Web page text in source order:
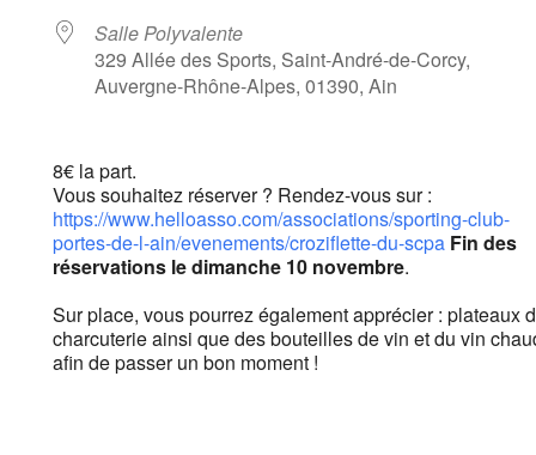
Salle Polyvalente
329 Allée des Sports, Saint-André-de-Corcy,
Auvergne-Rhône-Alpes, 01390, Ain
8€ la part.
Vous souhaitez réserver ? Rendez-vous sur :
https://www.helloasso.com/associations/sporting-club-
portes-de-l-ain/evenements/croziflette-du-scpa Fin des
réservations le dimanche 10 novembre.
Sur place, vous pourrez également apprécier : plateaux
charcuterie ainsi que des bouteilles de vin et du vin
afin de passer un bon moment !